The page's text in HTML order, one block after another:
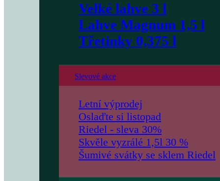
Velké lahve 3 l
Lahve Magnum 1,5 l
Třetinky 0,375 l
Slevové akce
Letní výprodej
Oslaďte si listopad
Riedel - sleva 30%
Skvěle vyzrálé 1,5l 30 %
Šumivé svátky se sklem Riedel